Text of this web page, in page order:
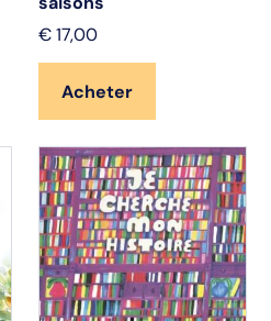
€ 17,00
Acheter